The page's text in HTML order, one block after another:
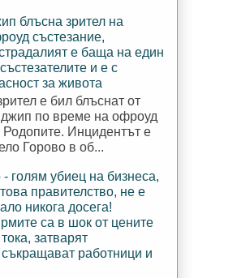
блъсна зрител на
състезание,
е баща на един
и е с
за живота
е бил блъснат от
джип по време на офроуд
Инцидентът е
Горово в об...
- голям убиец на бизнеса,
правителство, не е
никога досега!
са в шок от цените
затварят
работници и